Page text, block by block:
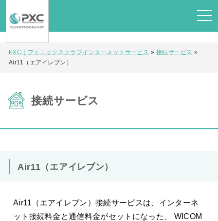
PXC｜フェニックスクラブインターネットサービス » 接続サービス »
Air11（エアイレブン）
接続サービス
Air11（エアイレブン）
Air11（エアイレブン）接続サービスは、インターネ
ット接続料金と通信料金がセットになった、 WICOM